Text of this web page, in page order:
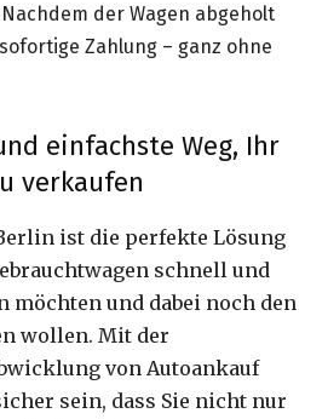
Nachdem der Wagen abgeholt
Zahlung – ganz ohne
einfachste Weg, Ihr
verkaufen
ist die perfekte Lösung
schnell und
möchten und dabei noch den
wollen. Mit der
von Autoankauf
sein, dass Sie nicht nur